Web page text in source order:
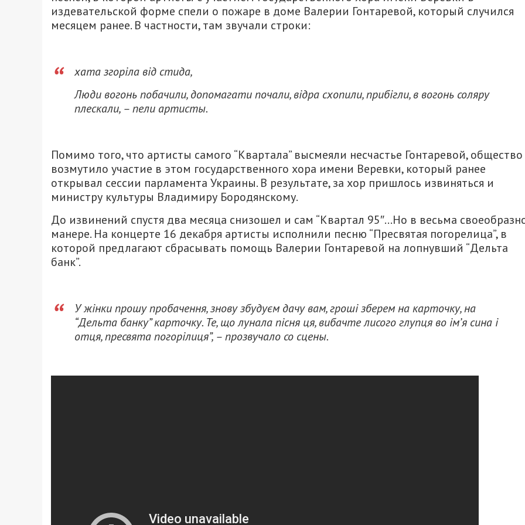
издевательской форме спели о пожаре в доме Валерии Гонтаревой, который случился
месяцем ранее. В частности, там звучали строки:
хата згоріла від стида,
Люди вогонь побачили, допомагати почали, відра схопили, прибігли, в вогонь соляру
плескали, – пели артисты.
Помимо того, что артисты самого “Квартала” высмеяли несчастье Гонтаревой, общество
возмутило участие в этом государственного хора имени Веревки, который ранее
открывал сессии парламента Украины. В результате, за хор пришлось извиняться и
министру культуры Владимиру Бородянскому.
До извинений спустя два месяца снизошел и сам “Квартал 95″…Но в весьма
манере. На концерте 16 декабря артисты исполнили песню “Пресвятая погорелица”, в
которой предлагают сбрасывать помощь Валерии Гонтаревой на лопнувший “Дельта
банк”.
У жінки прошу пробачення, знову збудуєм дачу вам, гроші зберем на карточку, на
“Дельта банку” карточку. Те, що лунала пісня ця, вибачте лисого глупця во ім’я сина і
отця, пресвята погорілиця”, – прозвучало со сцены.